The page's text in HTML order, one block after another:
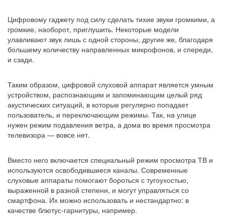
Цифровому гаджету под силу сделать тихие звуки громкими, а
громкие, наоборот, приглушить. Некоторые модели
улавливают звук лишь с одной стороны, другие же, благодаря
большему количеству направленных микрофонов, и спереди,
и сзади.
Таким образом, цифровой слуховой аппарат является умным
устройством, распознающим и запоминающим целый ряд
акустических ситуаций, в которые регулярно попадает
пользователь, и переключающим режимы. Так, на улице
нужен режим подавления ветра, а дома во время просмотра
телевизора — вовсе нет.
Вместо него включается специальный режим просмотра ТВ и
используются освободившиеся каналы. Современные
слуховые аппараты помогают бороться с тугоухостью,
выраженной в разной степени, и могут управляться со
смартфона. Их можно использовать и нестандартно: в
качестве блютус-гарнитуры, например.